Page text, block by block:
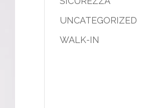
UNCATEGORIZED
WALK-IN